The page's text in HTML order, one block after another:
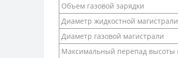
Объем газовой зарядки
Диаметр жидкостной магистрали
Диаметр газовой магистрали
Максимальный перепад высоты